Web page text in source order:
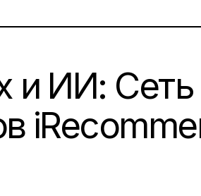
и ИИ: Сеть